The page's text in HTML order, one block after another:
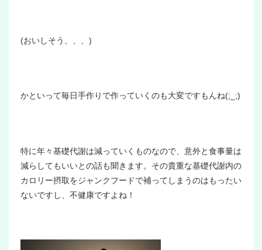
(おいしそう、、、)
かといって毎日手作りで作っていくのも大変ですもんね(;_;)
特に年々基礎代謝は減っていくものなので、意外と食事量は
減らしてもいいとの話も聞きます。その貴重な基礎代謝内の
カロリー摂取をジャンクフードで補ってしまうのはもったい
ないですし、不健康ですよね！